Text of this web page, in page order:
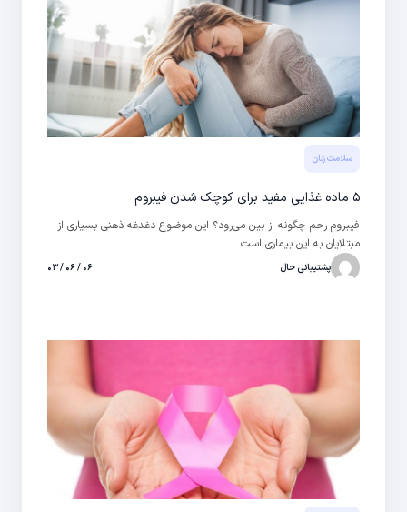
سلامت زنان
۵ ماده غذایی مفید برای کوچک شدن فیبروم
فیبروم رحم چگونه از بین می‌رود؟ این موضوع دغدغه ذهنی بسیاری از
مبتلایان به این بیماری است.
پشتیبانی حال ۰۶ / ۰۶ / ۰۳